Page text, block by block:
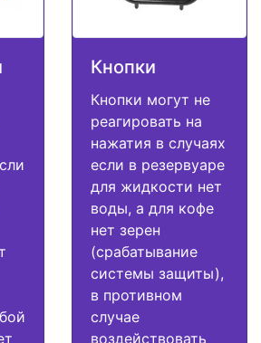
Кнопки
Кнопки могут не
реагировать на
нажатия в случаях
если в резервуаре
для жидкости нет
воды, а для кофе
нет зерен
(срабатывание
системы защиты),
в противном
случае
воздействовать